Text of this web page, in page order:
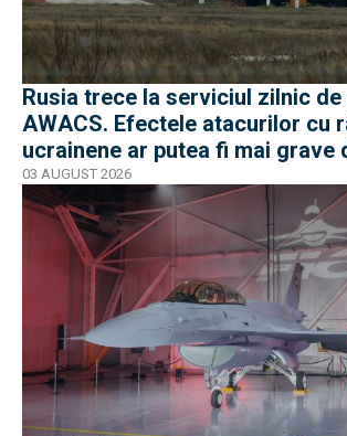
Rusia trece la serviciul zilnic
AWACS. Efectele atacurilor cu
ucrainene ar putea fi mai grave
03 AUGUST 2026